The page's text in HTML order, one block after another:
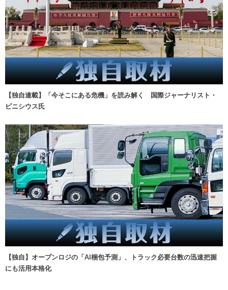
【独自連載】「今そこにある危機」を読み解く 国際ジャーナリスト・
ビニシウス氏
【独自】オープンロジの「AI梱包予測」、トラック必要台数の迅速把握
にも活用本格化